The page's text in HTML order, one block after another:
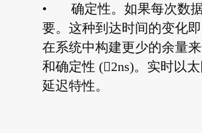
•
确定性。如果每次数
要。这种到达时间的变化
在系统中构建更少的余量
和确定性 (2ns)。实时以
延迟特性。